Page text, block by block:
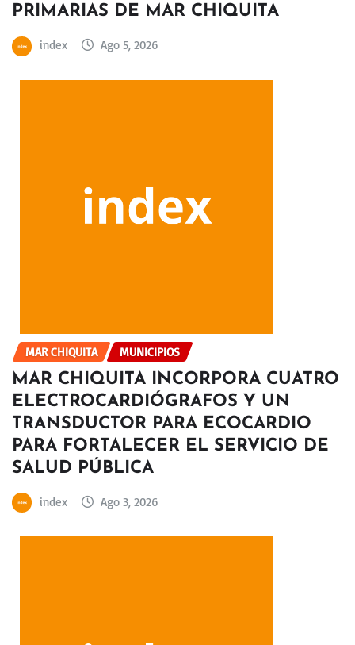
PRIMARIAS DE MAR CHIQUITA
index Ago 5, 2026
MAR CHIQUITA MUNICIPIOS
MAR CHIQUITA INCORPORA CUATRO
ELECTROCARDIÓGRAFOS Y UN
TRANSDUCTOR PARA ECOCARDIO
PARA FORTALECER EL SERVICIO DE
SALUD PÚBLICA
index Ago 3, 2026